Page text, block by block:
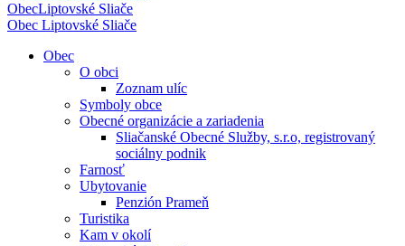
ObecLiptovské Sliače
Obec Liptovské Sliače
Obec
O obci
Zoznam ulíc
Symboly obce
Obecné organizácie a zariadenia
Sliačanské Obecné Služby, s.r.o, registrovaný
sociálny podnik
Farnosť
Ubytovanie
Penzión Prameň
Turistika
Kam v okolí